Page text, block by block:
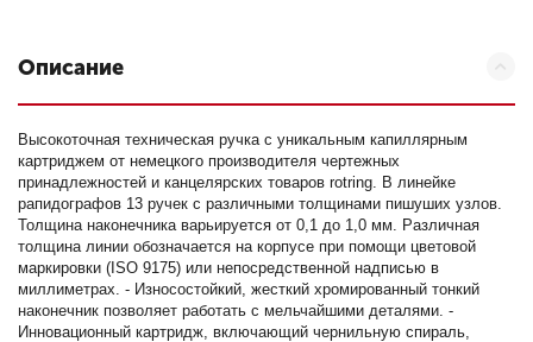
Описание
Высокоточная техническая ручка с уникальным капиллярным
картриджем от немецкого производителя чертежных
принадлежностей и канцелярских товаров rotring. В линейке
рапидографов 13 ручек с различными толщинами пишуших узлов.
Толщина наконечника варьируется от 0,1 до 1,0 мм. Различная
толщина линии обозначается на корпусе при помощи цветовой
маркировки (ISO 9175) или непосредственной надписью в
миллиметрах. - Износостойкий, жесткий хромированный тонкий
наконечник позволяет работать c мельчайшими деталями. -
Инновационный картридж, включающий чернильную спираль,